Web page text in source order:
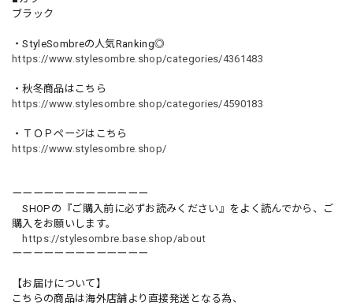
ブラック
・StyleSombreの人気Ranking◎
https://www.stylesombre.shop/categories/4361483
・秋冬商品はこちら
https://www.stylesombre.shop/categories/4590183
・ＴＯＰページはこちら
https://www.stylesombre.shop/
ーーーーーーーーーーーーー
SHOPの『ご購入前に必ずお読みください』をよく読んでから、ご
購入をお願いします。
https://stylesombre.base.shop/about
ーーーーーーーーーーーーー
【お届けについて】
こちらの商品は海外店舗より直接発送となる為、